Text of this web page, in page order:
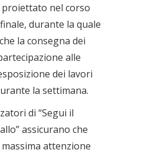
proiettato nel corso
durante la quale
la consegna dei
alle
dei lavori
la settimana.
di “Segui il
assicurano che
attenzione